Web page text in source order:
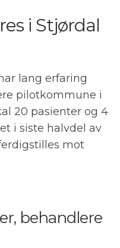
i Stjørdal
lang erfaring
pilotkommune i
20 pasienter og 4
i siste halvdel av
mot
behandlere